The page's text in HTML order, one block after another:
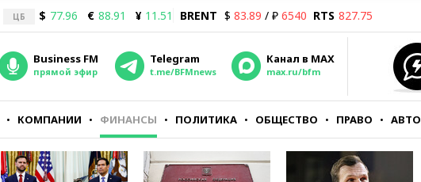
ЦБ $ 77.96 € 88.91 ¥ 11.51 BRENT $ 83.89 / ₽ 6540 RTS 827.75
Business FM
прямой эфир
Telegram
t.me/BFMnews
Канал в MAX
max.ru/bfm
КОМПАНИИ ФИНАНСЫ ПОЛИТИКА ОБЩЕСТВО ПРАВО АВТО